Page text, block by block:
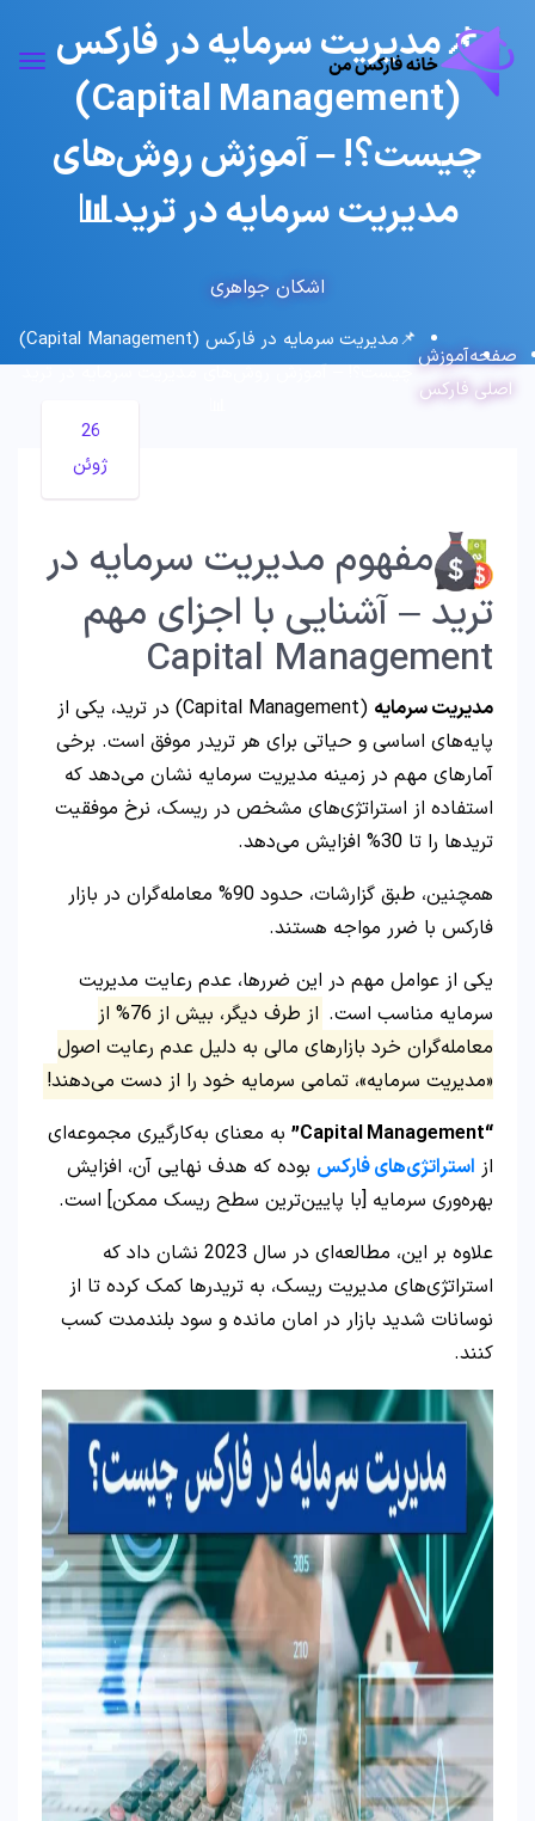
📌مدیریت سرمایه در فارکس
(Capital Management)
چیست؟! – آموزش روش‌های
مدیریت سرمایه در ترید📊
اشکان جواهری
صفحه
اصلی
آموزش
فارکس
📌مدیریت سرمایه در فارکس (Capital Management)
چیست؟! – آموزش روش‌های مدیریت سرمایه در ترید
26
ژوئن
مفهوم مدیریت سرمایه در
ترید – آشنایی با اجزای مهم
Capital Management
مدیریت سرمایه
(Capital Management) در ترید، یکی از
پایه‌های اساسی و حیاتی برای هر تریدر موفق است. برخی
آمارهای مهم در زمینه مدیریت سرمایه نشان می‌دهد که
استفاده از استراتژی‌های مشخص در ریسک، نرخ موفقیت
تریدها را تا 30% افزایش می‌دهد.
همچنین، طبق گزارشات، حدود 90% معامله‌گران در بازار
فارکس با ضرر مواجه هستند.
یکی از عوامل مهم در این ضررها، عدم رعایت مدیریت
سرمایه مناسب است.
از طرف دیگر، بیش از 76% از
معامله‌گران خرد بازارهای مالی به دلیل عدم رعایت اصول
«مدیریت سرمایه»، تمامی سرمایه خود را از دست می‌دهند!
“Capital Management”
به معنای به‌کارگیری مجموعه‌ای
از استراتژی‌های فارکس بوده که هدف نهایی آن، افزایش
بهره‌وری سرمایه [با پایین‌ترین سطح ریسک ممکن] است.
علاوه بر این، مطالعه‌ای در سال 2023 نشان داد که
استراتژی‌های مدیریت ریسک، به تریدرها کمک کرده تا از
نوسانات شدید بازار در امان مانده و سود بلندمدت کسب
کنند.